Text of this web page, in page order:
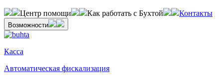
Центр помощи Как работать с Бухтой Контакты
Возможности
Касса
Автоматическая фискализация